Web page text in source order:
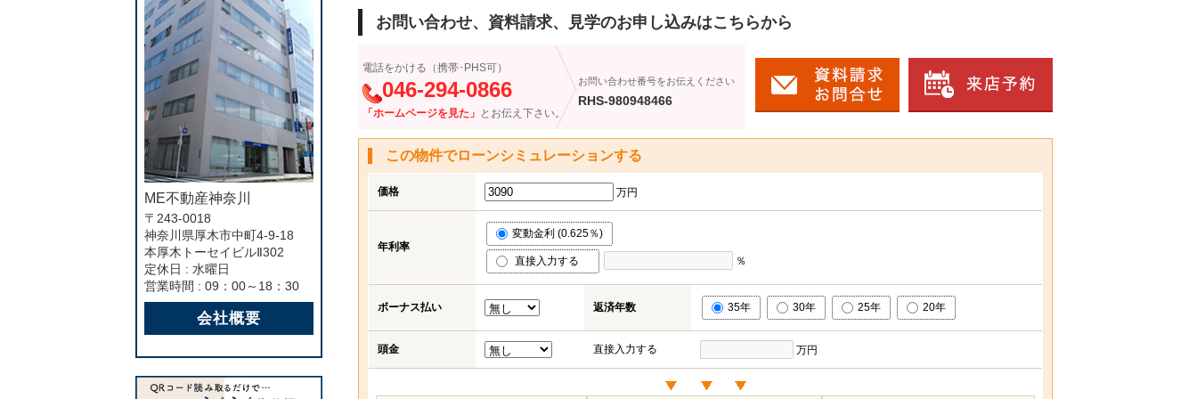
お問い合わせ、資料請求、見学のお申し込みはこちらから
電話をかける（携帯･PHS可）
046-294-0866
「ホームページを見た」 とお伝え下さい。
お問い合わせ番号をお伝えください
RHS-980948466
この物件でローンシミュレーションする
価格 万円
年利率
変動金利 (0.625％)
直接入力する ％
ボーナス払い 返済年数 35年 30年 25年 20年
頭金 直接入力する 万円
ME不動産神奈川
〒243-0018
神奈川県厚木市中町4-9-18
本厚木トーセイビルⅡ302
定休日 : 水曜日
営業時間 : 09：00～18：30
会社概要